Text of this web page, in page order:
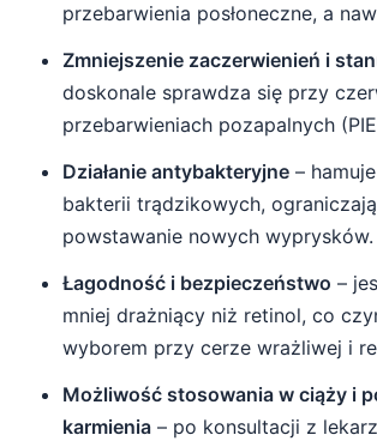
przebarwienia posłoneczne, a
Zmniejszenie zaczerwienień i
doskonale sprawdza się przy
przebarwieniach pozapalnych
Działanie antybakteryjne –
bakterii trądzikowych,
powstawanie nowych wyprysków.
Łagodność i bezpieczeństwo –
mniej drażniący niż retinol, co
wyborem przy cerze wrażliwej i
Możliwość stosowania w ciąży i
karmienia – po konsultacji z